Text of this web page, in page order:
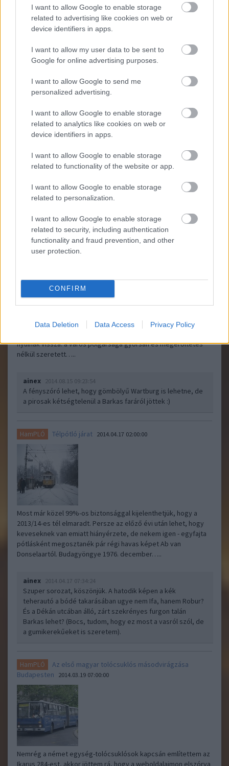
I want to allow Google to enable storage
related to advertising like cookies on web or
device identifiers in apps.
I want to allow my user data to be sent to
Google for online advertising purposes.
I want to allow Google to send me
personalized advertising.
I want to allow Google to enable storage
related to analytics like cookies on web or
device identifiers in apps.
I want to allow Google to enable storage
related to functionality of the website or app.
I want to allow Google to enable storage
related to personalization.
I want to allow Google to enable storage
related to security, including authentication
functionality and fraud prevention, and other
user protection.
CONFIRM
Data Deletion Data Access Privacy Policy
firlefranc!
2014.08.20 18:37:51
Simson Marci posztolta legfrissebb fejlesztését a garázsba
állást segítő rendszerről: ...amiről nekem meg eszembe jutott
barkácsmagazin olvasói ötleteit megszégyenítő kreativitással.
Az Autófílián is lőttünk már…..
ainex 2014.08.21 11:15:27
Mikor a kocsi első lökhárítója megtapintja a garázs hátsó
fala mentén oldaltámaszon álló motor bukógombáját, akkor
a garázsajtót pont rá lehet zárni a kocsira.
HamPLÓ Naumburg: elektromos vadkecske, Barkas-lámpával
Nemrég bemutattam a "Saale-parti dómvárost",
Naumburg közlekedésbarátok közt legismertebb attrakcióját, a
nyúlnak vissza: a város polgársága gyorsan és megerőltetés
nélkül szeretett…..
ainex 2014.08.15 09:23:54
A fényszóró lehet, hogy gömbölyű Wartburg is lehetne, de
a pirosak kétségtelenül a Barkas faráról jöttek :)
HamPLÓ Télpótló járat 2014.04.17 02:00:00
Most már közel 99%-os biztonsággal kijelenthetjük, hogy a
2013/14-es tél elmaradt. Persze az előző évi után lehet, hogy
keveseknek van emiatt hiányérzete, de nekem igen - egyfajta
pótlásként megosztanék pár régi havas képet Ab van
Donselaartól. Budagyöngye 1976. december…..
ainex 2014.04.17 07:34:24
Szuper sorozat, köszönjük. A hatodik képen a kék
teherautó a bódé takarásában ugye nem Ifa, hanem Robur?
És a Dékán utcában álló, zárt szekrényes furgon talán
Barkas lehet? (Bocs, tudom, hogy ez most a vasról szól, de
a gumikerekűeket is szeretem).
HamPLÓ
Az első magyar tolócsuklós másodvirágzása
Budapesten
2014.03.19 07:00:00
Nemrég a német egység-tolócsuklósok kapcsán említettem az
Ikarus 284-est, akkor jöttem rá, hogy a weboldalaimon elszórva